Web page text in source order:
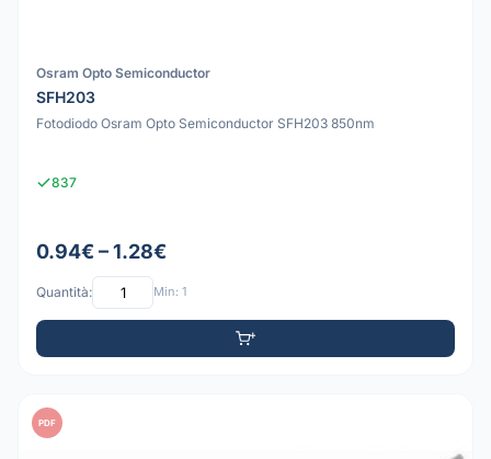
Osram Opto Semiconductor
SFH203
Fotodiodo Osram Opto Semiconductor SFH203 850nm
837
0.94€ – 1.28€
Quantità: Min: 1
PDF